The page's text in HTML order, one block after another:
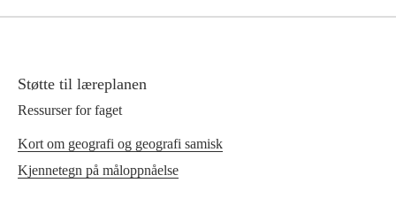
Støtte til læreplanen
Ressurser for faget
Kort om geografi og geografi samisk
Kjennetegn på måloppnåelse